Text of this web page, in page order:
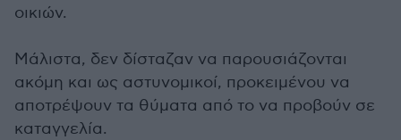
οικιών.
Μάλιστα, δεν δίσταζαν να παρουσιάζονται
ακόμη και ως αστυνομικοί, προκειμένου να
αποτρέψουν τα θύματα από το να προβούν σε
καταγγελία.